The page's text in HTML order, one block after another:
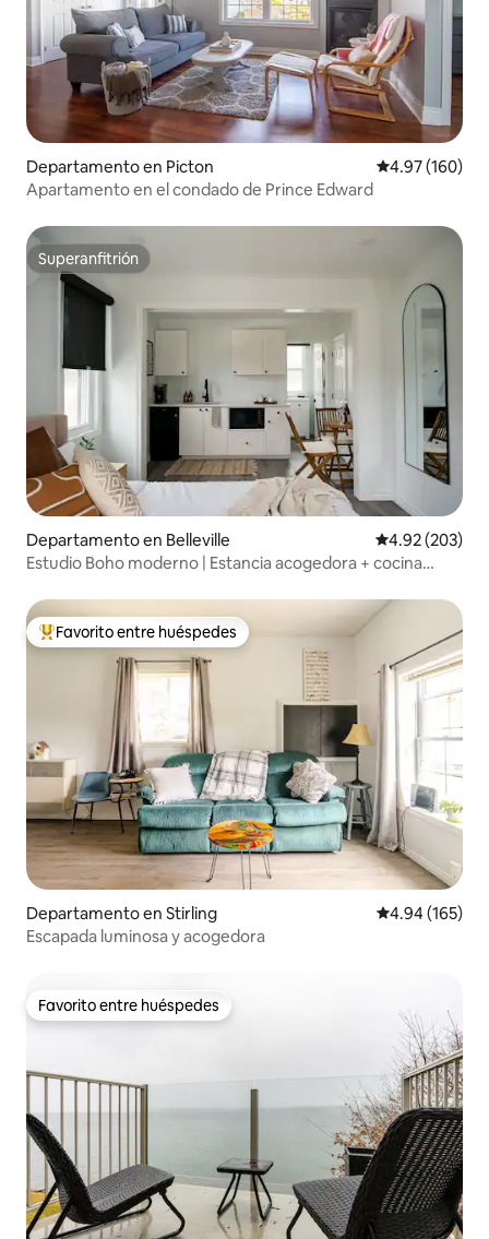
Departamento en Picton Calificación
4.97 (160)
Apartamento en el condado de Prince Edward
Superanfitrión
Superanfitrión
Departamento en Belleville Calificación
4.92 (203)
Estudio Boho moderno | Estancia acogedora + cocina
De los mejores en Favorito entre huéspedes
Favorito entre huéspedes
Departamento en Stirling Calificación
4.94 (165)
Escapada luminosa y acogedora
Favorito entre huéspedes
Favorito entre huéspedes